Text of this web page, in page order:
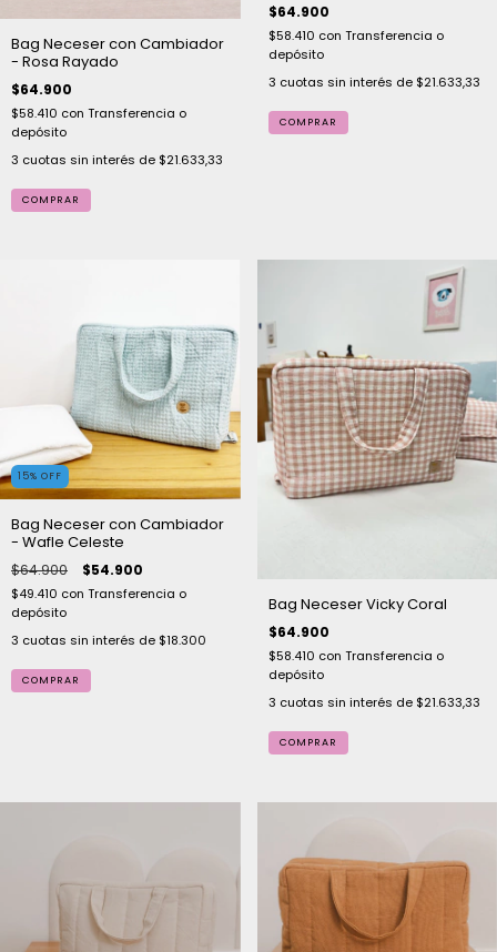
Bag Neceser con Cambiador
- Rosa Rayado
$64.900
$58.410 con Transferencia o
depósito
3 cuotas sin interés de $21.633,33
$64.900
$58.410 con Transferencia o
depósito
3 cuotas sin interés de $21.633,33
15% OFF
Bag Neceser con Cambiador
- Wafle Celeste
$64.900 $54.900
$49.410 con Transferencia o
depósito
3 cuotas sin interés de $18.300
Bag Neceser Vicky Coral
$64.900
$58.410 con Transferencia o
depósito
3 cuotas sin interés de $21.633,33